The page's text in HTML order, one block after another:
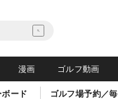
漫画 ゴルフ動画
ード ゴルフ場予約／